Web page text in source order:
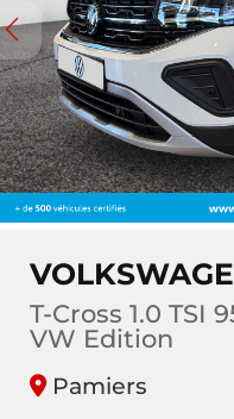
T-Cross 1.0 TSI
VW Edition
Pamiers